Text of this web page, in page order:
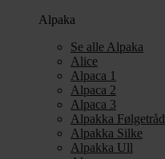
Alpaka
Se alle Alpaka
Alice
Alpaca 1
Alpaca 2
Alpaca 3
Alpakka Følgetråd
Alpakka Silke
Alpakka Ull